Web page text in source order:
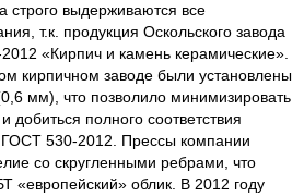
строго выдерживаются все
т.к. продукция Оскольского завода
«Кирпич и камень керамические».
кирпичном заводе были установлены
мм), что позволило минимизировать
добиться полного соответствия
ГОСТ 530-2012. Прессы компании
со скругленными ребрами, что
«европейский» облик. В 2012 году